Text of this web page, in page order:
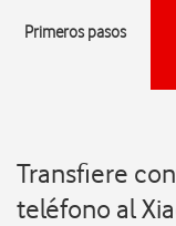
Primeros pasos
Transfiere
teléfono al